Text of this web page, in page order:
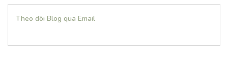
Theo dõi Blog qua Email